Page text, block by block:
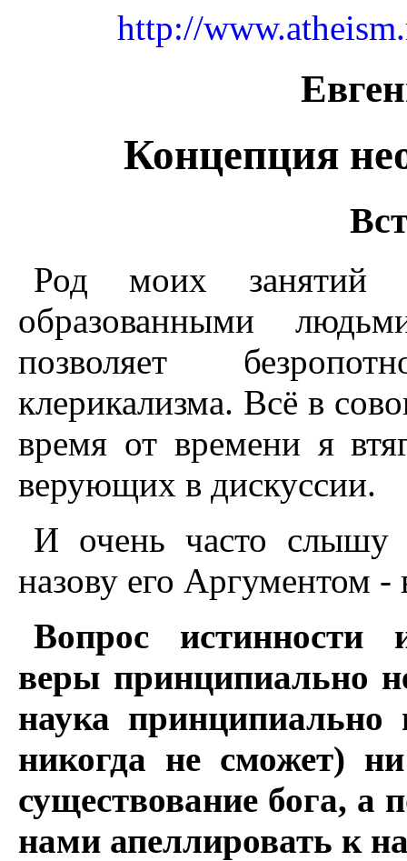
http://
Концепция
Род моих занятий
образованными
позволяет
клерикализма. Всё в
время от времени я
верующих в дискуссии.
И очень часто
назову его Аргументом -
Вопрос истинности
веры принципиально
наука принципиально
никогда не сможет)
существование бога, а
нами апеллировать к